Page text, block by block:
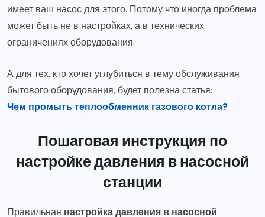
имеет ваш насос для этого. Потому что иногда проблема
может быть не в настройках, а в технических
ограничениях оборудования.
А для тех, кто хочет углубиться в тему обслуживания
бытового оборудования, будет полезна статья:
Чем промыть теплообменник газового котла?
Пошаговая инструкция по
настройке давления в насосной
станции
Правильная настройка давления в насосной